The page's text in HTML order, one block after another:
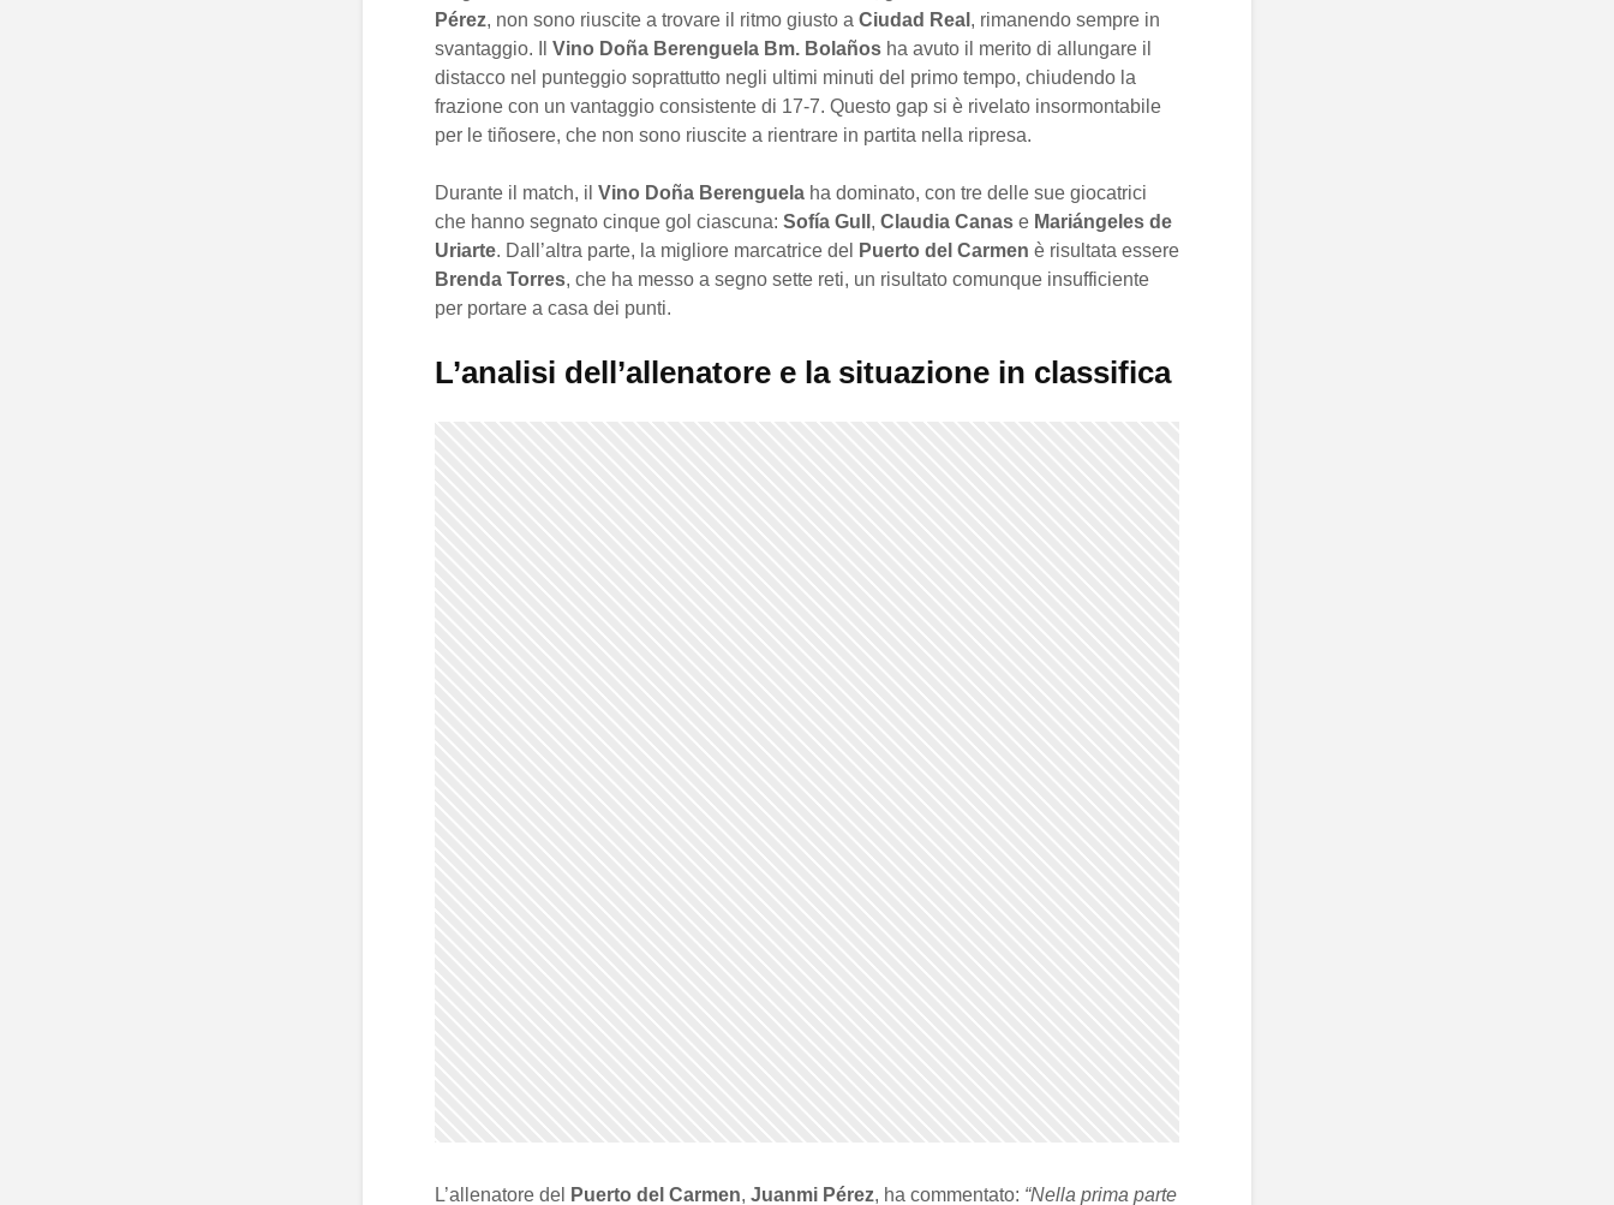
Pérez, non sono riuscite a trovare il ritmo giusto a Ciudad Real , rimanendo sempre in
svantaggio. Il Vino Doña Berenguela Bm. Bolaños ha avuto il merito di allungare il
distacco nel punteggio soprattutto negli ultimi minuti del primo tempo, chiudendo la
frazione con un vantaggio consistente di 17-7. Questo gap si è rivelato insormontabile
per le tiñosere, che non sono riuscite a rientrare in partita nella ripresa.
Durante il match, il Vino Doña Berenguela ha dominato, con tre delle sue giocatrici
che hanno segnato cinque gol ciascuna: Sofía Gull , Claudia Canas e Mariángeles de
Uriarte. Dall’altra parte, la migliore marcatrice del Puerto del Carmen è risultata essere
Brenda Torres, che ha messo a segno sette reti, un risultato comunque insufficiente
per portare a casa dei punti.
L’analisi dell’allenatore e la situazione in classifica
L’allenatore del Puerto del Carmen, Juanmi Pérez, ha commentato: “Nella prima parte